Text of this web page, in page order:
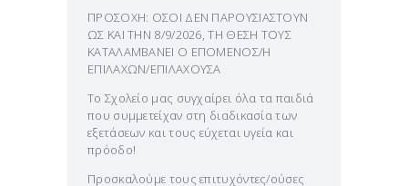
ΠΡΟΣΟΧΗ: ΟΣΟΙ ΔΕΝ ΠΑΡΟΥΣΙΑΣΤΟΥΝ
ΩΣ ΚΑΙ ΤΗΝ 8/9/2026, ΤΗ ΘΕΣΗ ΤΟΥΣ
ΚΑΤΑΛΑΜΒΑΝΕΙ Ο ΕΠΟΜΕΝΟΣ/Η
ΕΠΙΛΑΧΩΝ/ΕΠΙΛΑΧΟΥΣΑ
Το Σχολείο μας συγχαίρει όλα τα παιδιά
που συμμετείχαν στη διαδικασία των
εξετάσεων και τους εύχεται υγεία και
πρόοδο!
Προσκαλούμε τους επιτυχόντες/ούσες